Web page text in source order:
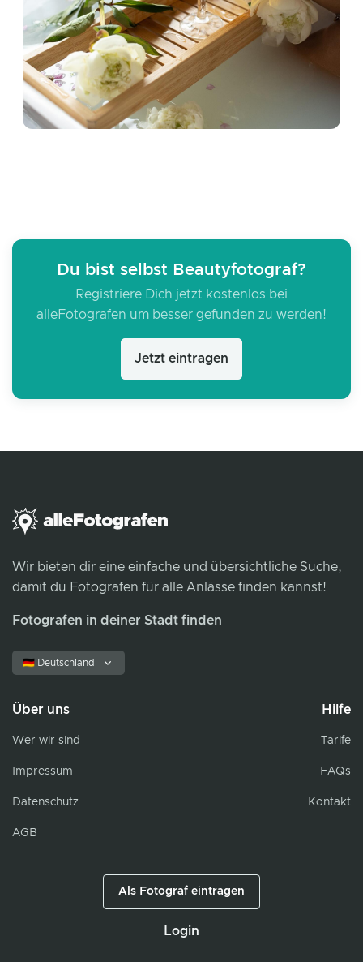
Du bist selbst Beautyfotograf?
Registriere Dich jetzt kostenlos bei
alleFotografen um besser gefunden zu werden!
Jetzt eintragen
Wir bieten dir eine einfache und übersichtliche Suche,
damit du Fotografen für alle Anlässe finden kannst!
Fotografen in deiner Stadt finden
🇩🇪 Deutschland
Über uns
Wer wir sind
Impressum
Datenschutz
AGB
Hilfe
Tarife
FAQs
Kontakt
Als Fotograf eintragen
Login